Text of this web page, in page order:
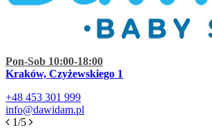
Pon-Sob 10:00-18:00
Kraków, Czyżewskiego 1
+48 453 301 999
info@dawidam.pl
1/5